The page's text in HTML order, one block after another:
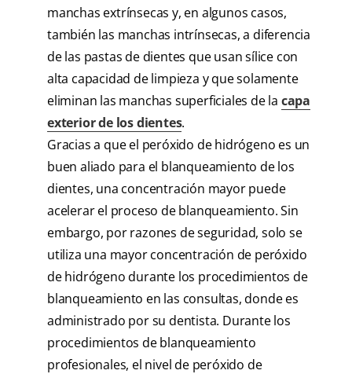
manchas extrínsecas y, en algunos casos,
también las manchas intrínsecas, a diferencia
de las pastas de dientes que usan sílice con
alta capacidad de limpieza y que solamente
eliminan las manchas superficiales de la capa
exterior de los dientes.
Gracias a que el peróxido de hidrógeno es un
buen aliado para el blanqueamiento de los
dientes, una concentración mayor puede
acelerar el proceso de blanqueamiento. Sin
embargo, por razones de seguridad, solo se
utiliza una mayor concentración de peróxido
de hidrógeno durante los procedimientos de
blanqueamiento en las consultas, donde es
administrado por su dentista. Durante los
procedimientos de blanqueamiento
profesionales, el nivel de peróxido de